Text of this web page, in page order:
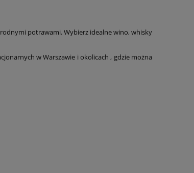
potrawami. Wybierz idealne wino, whisky
w Warszawie i okolicach , gdzie można